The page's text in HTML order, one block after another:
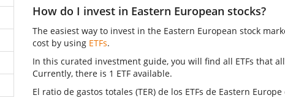
How do I invest in Eastern European stocks?
The easiest way to invest in the Eastern European stock
cost by using ETFs.
In this curated investment guide, you will find all ETFs that
Currently, there is 1 ETF available.
El ratio de gastos totales (TER) de los ETFs de Eastern